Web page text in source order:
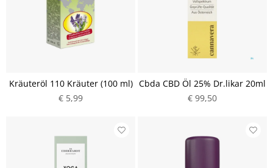
Kräuteröl 110 Kräuter (100 ml)
€ 5,99
Cbda CBD Öl 25% Dr.likar 20ml
€ 99,50